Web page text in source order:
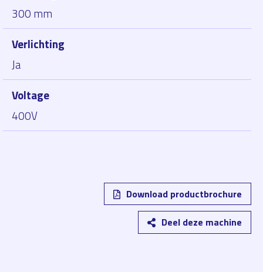
300 mm
Verlichting
Ja
Voltage
400V
Download productbrochure
Deel deze machine